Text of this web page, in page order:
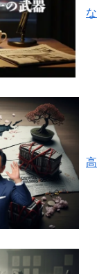
な
高